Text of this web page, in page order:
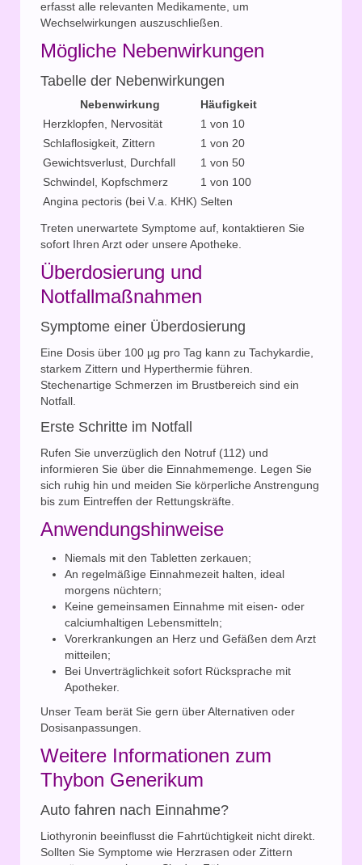
erfasst alle relevanten Medikamente, um
Wechselwirkungen auszuschließen.
Mögliche Nebenwirkungen
Tabelle der Nebenwirkungen
Nebenwirkung
Häufigkeit
Herzklopfen, Nervosität
1 von 10
Schlaflosigkeit, Zittern
1 von 20
Gewichtsverlust, Durchfall
1 von 50
Schwindel, Kopfschmerz
1 von 100
Angina pectoris (bei V.a. KHK) Selten
Treten unerwartete Symptome auf, kontaktieren Sie
sofort Ihren Arzt oder unsere Apotheke.
Überdosierung und
Notfallmaßnahmen
Symptome einer Überdosierung
Eine Dosis über 100 µg pro Tag kann zu Tachykardie,
starkem Zittern und Hyperthermie führen.
Stechenartige Schmerzen im Brustbereich sind ein
Notfall.
Erste Schritte im Notfall
Rufen Sie unverzüglich den Notruf (112) und
informieren Sie über die Einnahmemenge. Legen Sie
sich ruhig hin und meiden Sie körperliche Anstrengung
bis zum Eintreffen der Rettungskräfte.
Anwendungshinweise
Niemals mit den Tabletten zerkauen;
An regelmäßige Einnahmezeit halten, ideal
morgens nüchtern;
Keine gemeinsamen Einnahme mit eisen- oder
calciumhaltigen Lebensmitteln;
Vorerkrankungen an Herz und Gefäßen dem Arzt
mitteilen;
Bei Unverträglichkeit sofort Rücksprache mit
Apotheker.
Unser Team berät Sie gern über Alternativen oder
Dosisanpassungen.
Weitere Informationen zum
Thybon Generikum
Auto fahren nach Einnahme?
Liothyronin beeinflusst die Fahrtüchtigkeit nicht direkt.
Sollten Sie Symptome wie Herzrasen oder Zittern